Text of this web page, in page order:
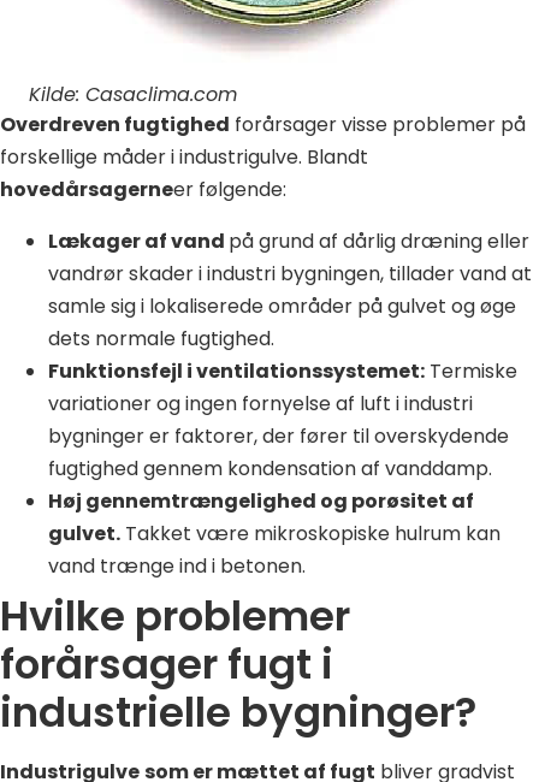
Kilde: Casaclima.com
Overdreven fugtighed forårsager visse problemer på
forskellige måder i industrigulve. Blandt
hovedårsagerneer følgende:
Lækager af vand på grund af dårlig dræning eller
vandrør skader i industri bygningen, tillader vand at
samle sig i lokaliserede områder på gulvet og øge
dets normale fugtighed.
Funktionsfejl i ventilationssystemet: Termiske
variationer og ingen fornyelse af luft i industri
bygninger er faktorer, der fører til overskydende
fugtighed gennem kondensation af vanddamp.
Høj gennemtrængelighed og porøsitet af
gulvet. Takket være mikroskopiske hulrum kan
vand trænge ind i betonen.
Hvilke problemer
forårsager fugt i
industrielle bygninger?
Industrigulvesom er mættet af fugt bliver gradvist